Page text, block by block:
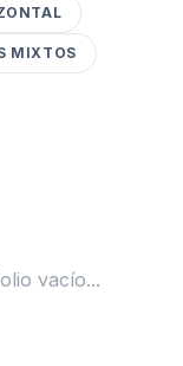
MIXTOS
vacío...